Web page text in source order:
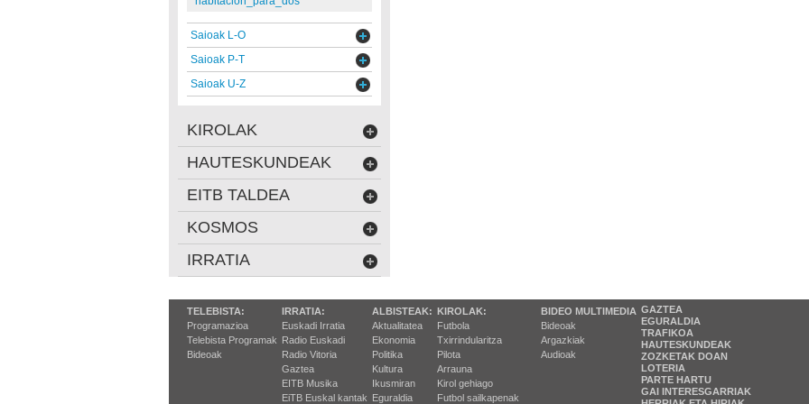
Saioak L-O
Saioak P-T
Saioak U-Z
KIROLAK
HAUTESKUNDEAK
EITB TALDEA
KOSMOS
IRRATIA
TELEBISTA:
Programazioa
Telebista Programak
Bideoak
IRRATIA:
Euskadi Irratia
Radio Euskadi
Radio Vitoria
Gaztea
EITB Musika
EiTB Euskal kantak
ALBISTEAK:
Aktualitatea
Ekonomia
Politika
Kultura
Ikusmiran
Eguraldia
KIROLAK:
Futbola
Txirrindularitza
Pilota
Arrauna
Kirol gehiago
Futbol sailkapenak
BIDEO MULTIMEDIA
Bideoak
Argazkiak
Audioak
GAZTEA
EGURALDIA
TRAFIKOA
HAUTESKUNDEAK
ZOZKETAK DOAN
LOTERIA
PARTE HARTU
GAI INTERESGARRIAK